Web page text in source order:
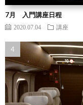
7月 入門講座日程
2020.07.04 講座